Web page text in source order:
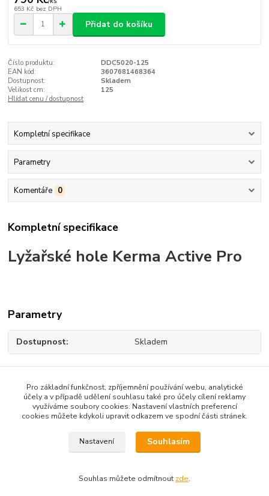
653 Kč bez DPH
Přidat do košíku
Číslo produktu:
DDC5020-125
EAN kód:
3607681468364
Dostupnost:
Skladem
Velikost cm:
125
Hlídat cenu / dostupnost
Kompletní specifikace
Parametry
Komentáře 0
Kompletní specifikace
Lyžařské hole Kerma Active Pro
Parametry
Dostupnost Skladem
Zboží zařazeno v kategoriích
Lyžařské hole
Dotazy na zboží: 733 739 371, 603 467 274
Pro základní funkčnost, zpříjemnění používání webu, analytické
účely a v případě udělení souhlasu také pro účely cílení reklamy
využíváme soubory cookies. Nastavení vlastních preferencí
cookies můžete kdykoli upravit odkazem ve spodní části stránek.
Nastavení Souhlasím
Souhlas můžete odmítnout zde.